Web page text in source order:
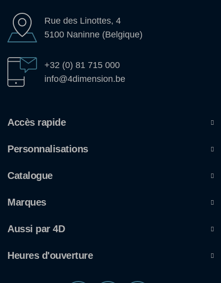
Rue des Linottes, 4
5100 Naninne (Belgique)
+32 (0) 81 715 000
info@4dimension.be
Accès rapide
Personnalisations
Catalogue
Marques
Aussi par 4D
Heures d'ouverture